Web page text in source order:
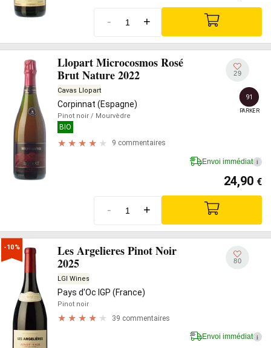
- +
Llopart Microcosmos Rosé
Brut Nature 2022
Cavas Llopart
Corpinnat (Espagne)
Pinot noir / Mourvèdre
BIO
9 commentaires
29
91
PARKER
Envoi immédiat i
24,90 €
- +
-10%
Les Argelieres Pinot Noir
2025
LGI Wines
Pays d'Oc IGP (France)
Pinot noir
39 commentaires
80
Envoi immédiat i